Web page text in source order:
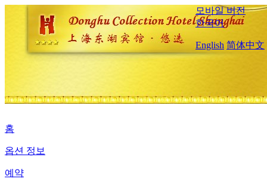
모바일 버전
한국어
English 简体中文
홈
옵션 정보
예약